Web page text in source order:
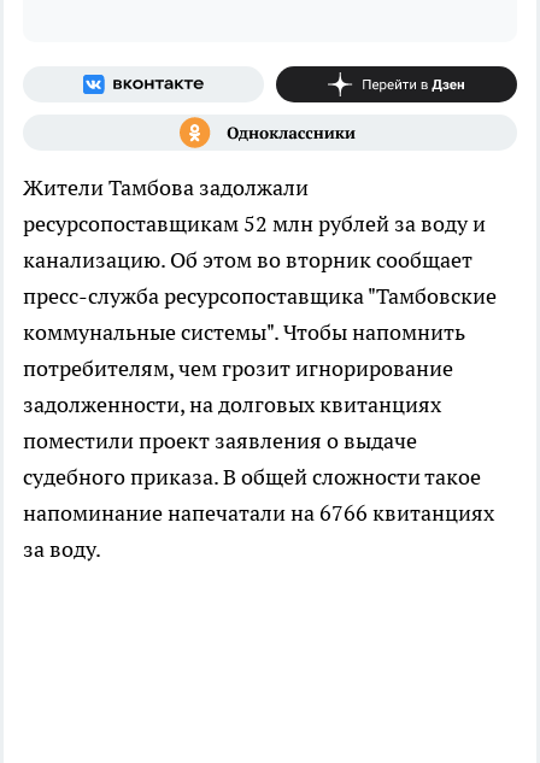
Жители Тамбова задолжали
ресурсопоставщикам 52 млн рублей за воду и
канализацию. Об этом во вторник сообщает
пресс-служба ресурсопоставщика "Тамбовские
коммунальные системы". Чтобы напомнить
потребителям, чем грозит игнорирование
задолженности, на долговых квитанциях
поместили проект заявления о выдаче
судебного приказа. В общей сложности такое
напоминание напечатали на 6766 квитанциях
за воду.